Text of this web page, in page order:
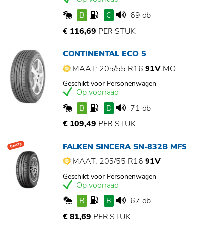
B
C
69 db
€ 116,69 PER STUK
CONTINENTAL ECO 5
MAAT: 205/55 R16 91V MO
Geschikt voor Personenwagen
Op voorraad
B
B
71 db
€ 109,49 PER STUK
Op=Op
FALKEN SINCERA SN-832B MFS
MAAT: 205/55 R16 91V
Geschikt voor Personenwagen
Op voorraad
B
B
67 db
€ 81,69 PER STUK